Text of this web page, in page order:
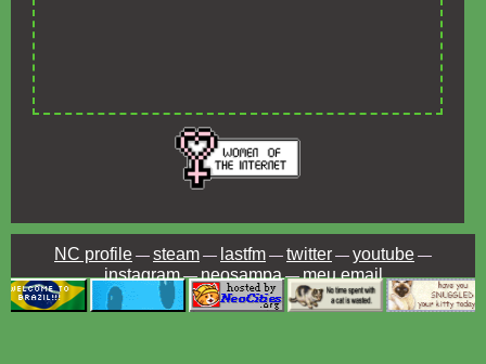
NC profile—steam— lastfm—twitter—youtube—
instagram—neosampa—meu email